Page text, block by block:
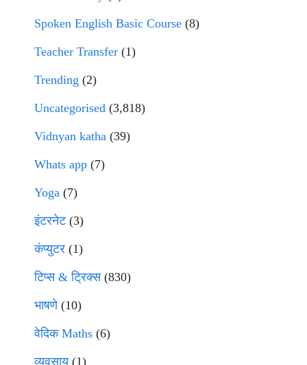
Spoken English Basic Course (8)
Teacher Transfer (1)
Trending (2)
Uncategorised (3,818)
Vidnyan katha (39)
Whats app (7)
Yoga (7)
इंटरनेट(3)
कंप्युटर (1)
टिप्स & ट्रिक्स(830)
भाषणे(10)
वेदिक Maths (6)
व्यवसाय(1)